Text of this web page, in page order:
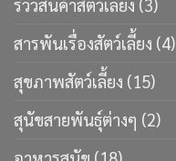
สารพันเรื่องสัตว์เลี้ยง (4)
สุขภาพสัตว์เลี้ยง (15)
สุนัขสายพันธ์ุต่างๆ (2)